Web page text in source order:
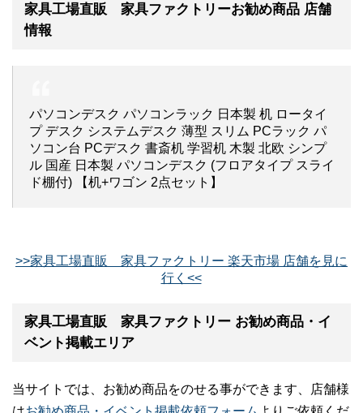
家具工場直販 家具ファクトリーお勧め商品 店舗
情報
パソコンデスク パソコンラック 日本製 机 ロータイ
プ デスク システムデスク 薄型 スリム PCラック パ
ソコン台 PCデスク 書斎机 学習机 木製 北欧 シンプ
ル 国産 日本製 パソコンデスク (フロアタイプ スライ
ド棚付) 【机+ワゴン 2点セット】
>>家具工場直販 家具ファクトリー 楽天市場 店舗を見に
行く<<
家具工場直販 家具ファクトリー お勧め商品・イ
ベント掲載エリア
当サイトでは、お勧め商品をのせる事ができます、店舗様